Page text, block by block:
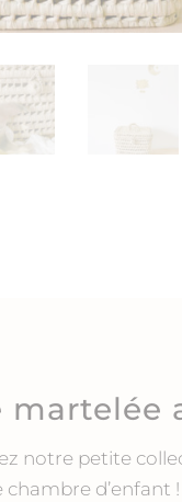
martelée
notre petite
chambre d’enfant